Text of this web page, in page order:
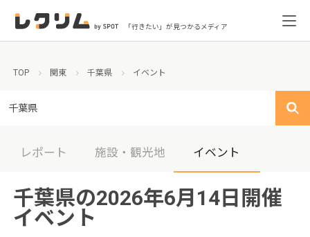
「行きたい」が見つかるメディア
TOP 関東 千葉県 イベント
千葉県
レポート 施設・観光地 イベント
千葉県の2026年6月14日開催
イベント